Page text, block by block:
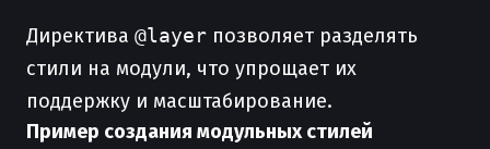
Директива @layer позволяет разделять
стили на модули, что упрощает их
поддержку и масштабирование.
Пример создания модульных стилей